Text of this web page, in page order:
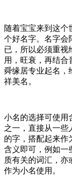
随着宝宝来到这个
个好名字。名字会
已，所以必须重视
用，旺衰，再结合
舜缘居专业起名，
祥美名。
小名的选择可使用
之一，直接从一些
的字，搭配起来作
含义即可，例如一
质有关的词汇，亦
作为小名使用。